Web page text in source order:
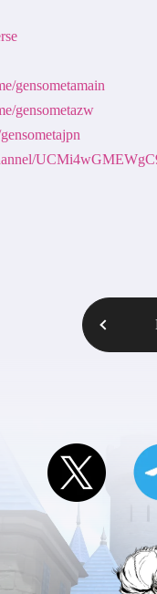
gensometamain
gensometazw